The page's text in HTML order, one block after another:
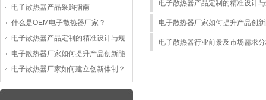
电子散热器产品采购指南
什么是OEM电子散热器厂家？
电子散热器产品定制的精准设计与规
电子散热器厂家如何提升产品创新能
电子散热器厂家如何建立创新体制？
电子散热器产品定制的精准设计
电子散热器厂家如何提升产品创
电子散热器行业前景及市场需求